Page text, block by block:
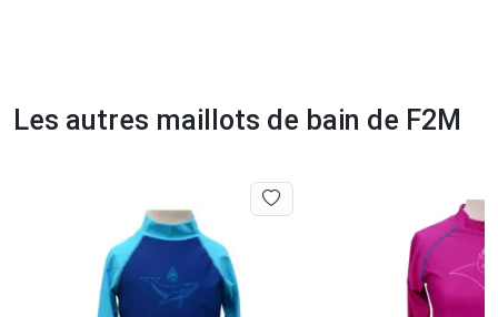
Les autres maillots de bain de F2M